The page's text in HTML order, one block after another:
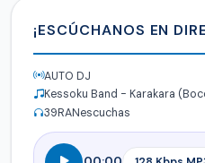
¡ESCÚCHANOS EN
AUTO DJ
Kessoku Band - Karakara
39RANescuchas